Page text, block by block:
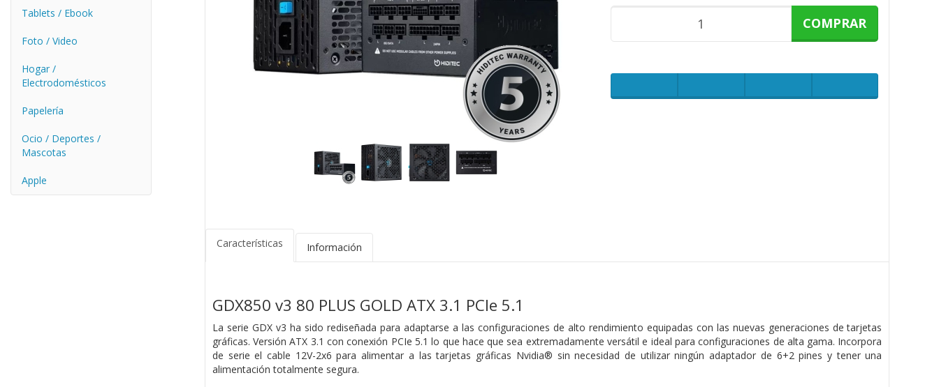
Tablets / Ebook
Foto / Video
Hogar /
Electrodomésticos
Papelería
Ocio / Deportes /
Mascotas
Apple
COMPRAR
Características Información
GDX850 v3 80 PLUS GOLD ATX 3.1 PCIe 5.1
La serie GDX v3 ha sido rediseñada para adaptarse a las configuraciones de alto rendimiento equipadas con las nuevas generaciones de tarjetas
gráficas. Versión ATX 3.1 con conexión PCIe 5.1 lo que hace que sea extremadamente versátil e ideal para configuraciones de alta gama. Incorpora
de serie el cable 12V-2x6 para alimentar a las tarjetas gráficas Nvidia® sin necesidad de utilizar ningún adaptador de 6+2 pines y tener una
alimentación totalmente segura.